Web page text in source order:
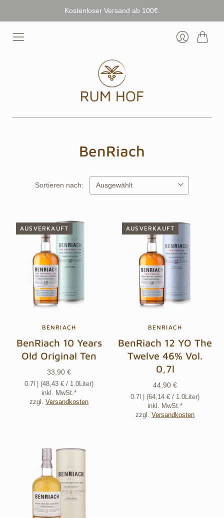
Kostenloser Versand ab 100€.
BenRiach
Sortieren nach:
AUSVERKAUFT
BENRIACH
BenRiach 10 Years
Old Original Ten
33,90 €
0.7l | (48,43 € / 1.0Liter)
inkl. MwSt.*
zzgl. Versandkosten
AUSVERKAUFT
BENRIACH
BenRiach 12 YO The
Twelve 46% Vol.
0,7l
44,90 €
0.7l | (64,14 € / 1.0Liter)
inkl. MwSt.*
zzgl. Versandkosten